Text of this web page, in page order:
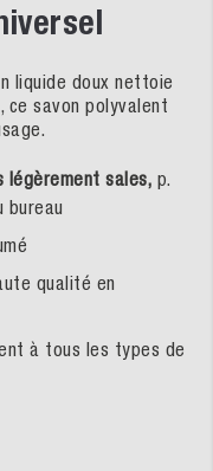
liquide doux nettoie
ce savon polyvalent
légèrement sales, p.
bureau
qualité en
à tous les types de